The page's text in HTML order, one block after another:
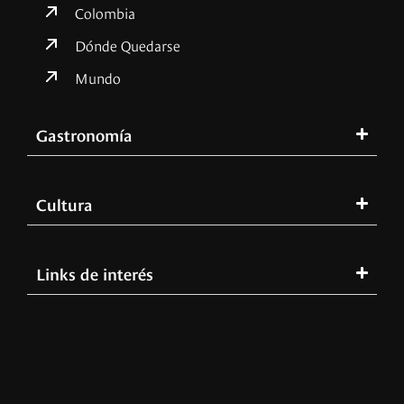
Colombia
Dónde Quedarse
Mundo
Gastronomía
Cultura
Links de interés